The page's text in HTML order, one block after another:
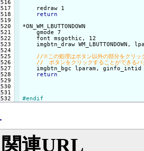
517
518
519
520
521
522
523
524
525
526
527
528
529
530
531
    redraw 1
return
*ON_WM_LBUTTONDOWN
    gmode 7
    font msgothic, 12
imgbtn_draw WM_LBUTTONDOWN,
imgbtn_bgc lparam,
return
#endif
関連URL